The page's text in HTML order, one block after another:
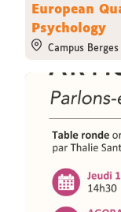
European
Psychology
Campus Berges